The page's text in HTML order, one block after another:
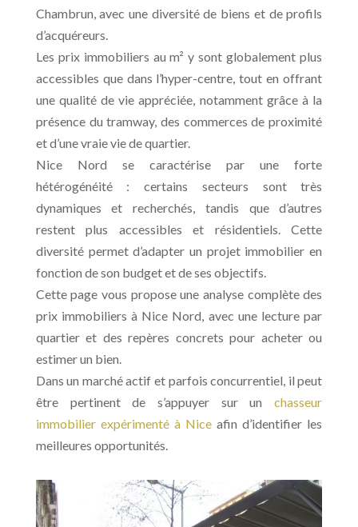
Chambrun, avec une diversité de biens et de profils
d’acquéreurs.
Les prix immobiliers au m² y sont globalement plus
accessibles que dans l’hyper-centre, tout en offrant
une qualité de vie appréciée, notamment grâce à la
présence du tramway, des commerces de proximité
et d’une vraie vie de quartier.
Nice Nord se caractérise par une forte
hétérogénéité : certains secteurs sont très
dynamiques et recherchés, tandis que d’autres
restent plus accessibles et résidentiels. Cette
diversité permet d’adapter un projet immobilier en
fonction de son budget et de ses objectifs.
Cette page vous propose une analyse complète des
prix immobiliers à Nice Nord, avec une lecture par
quartier et des repères concrets pour acheter ou
estimer un bien.
Dans un marché actif et parfois concurrentiel, il peut
être pertinent de s’appuyer sur unchasseur
immobilier expérimenté à Nice afin d’identifier les
meilleures opportunités.